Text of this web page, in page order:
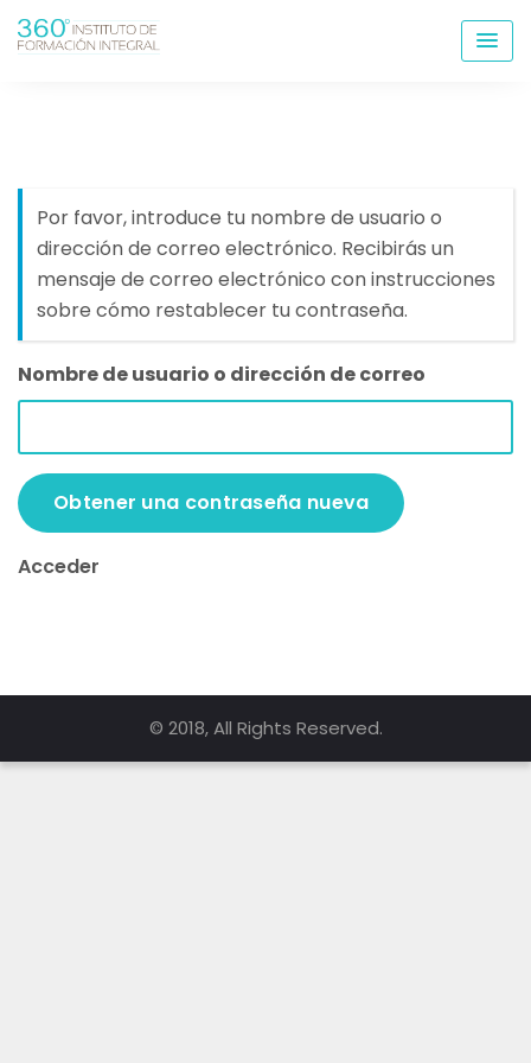
Skip
to
Por favor, introduce tu nombre de usuario o
dirección de correo electrónico. Recibirás un
mensaje de correo electrónico con instrucciones
sobre cómo restablecer tu contraseña.
Nombre de usuario o dirección de correo
Obtener una contraseña nueva
Acceder
© 2018, All Rights Reserved.